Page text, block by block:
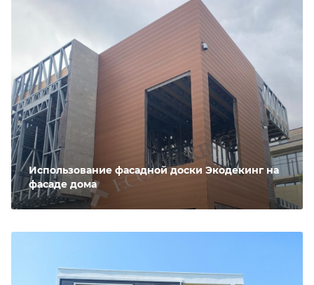
Использование фасадной доски Экодекинг на
фасаде дома